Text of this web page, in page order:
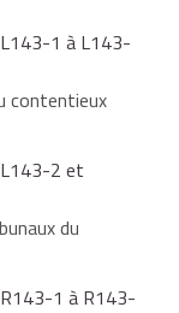
1 à L143-
contentieux
2 et
du
1 à R143-